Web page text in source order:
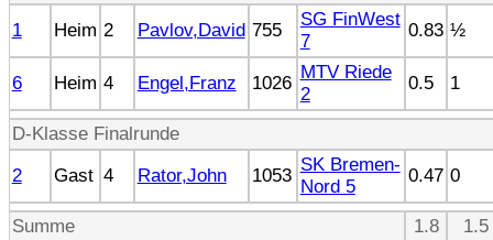
1
Heim 2 Pavlov,David 755
SG FinWest
7
0.83 ½
6 Heim 4 Engel,Franz 1026
MTV Riede
2
0.5 1
D-Klasse Finalrunde
2
Gast 4 Rator,John 1053
SK Bremen-
Nord 5
0.47 0
Summe 1.8